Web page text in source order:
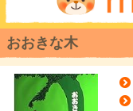
おおきな木